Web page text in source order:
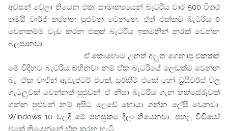
අවසන් වෙලා තියෙන එක. සාමාන්‍ය‍යෙන් බැටරිය වාර 500 විතර
තමයි චාර්ජ් කරන්න පුළුවන් වෙන්නෙ. ඒත් එක්කම බැටරිය 0
වෙනකම්ම වැඩ කරන එකත් බැටරිය ඉකමනින් නරක් වෙන්න
බලපානවා.
ඒ කොහොම උනත් අලුත ගෙනාපු එකකත්
මේ විදිහට බැටරිය බහිනවා නම් ඒක බැටරියේ ලෙඩක්ම වෙන්න
බෑ. ඒක චාජින් ඇඩැප්ටර් එකේ, සර්කිට් එකේ හෝ ඩ්‍රයිවර්ස් වල
ගැටලුවක් වෙන්නත් පුළුවන්. ඒ නිසා බැටරිය ගැන තක්සේරුවක්
ගන්න පුළුවන් නම් අපිට ලෙඩේ හොයා ගන්න ලේසි වෙනවා.
Windows 10 වලදී මේ පහසුකම දීලා තියෙනවා. පහල වීඩියෝ
එකේ තියෙන්නේ ඒක කරන හැටි.